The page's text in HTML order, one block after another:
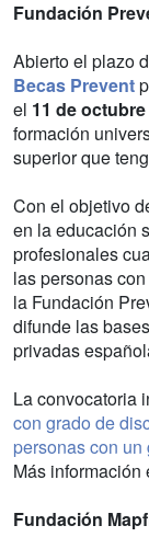
Fundación
Abierto el plazo
Becas Prevent
el 11 de
formación
superior que
Con el objetivo
en la educación
profesionales
las personas
la Fundación
difunde las
privadas
La convocatoria
con grado de
personas con
Más información
Fundación